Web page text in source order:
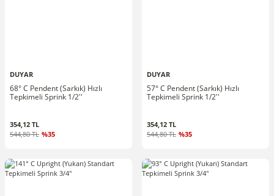
DUYAR
68° C Pendent (Sarkık) Hızlı
Tepkimeli Sprink 1/2''
354,12 TL
544,80 TL %35
DUYAR
57° C Pendent (Sarkık) Hızlı
Tepkimeli Sprink 1/2''
354,12 TL
544,80 TL %35